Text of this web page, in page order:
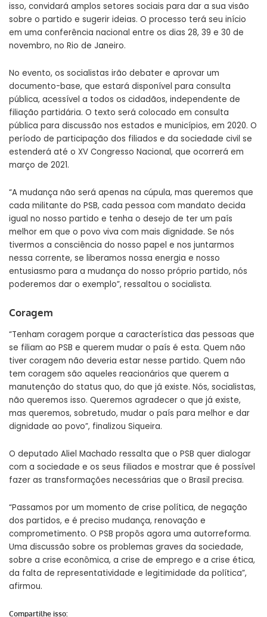
isso, convidará amplos setores sociais para dar a sua visão
sobre o partido e sugerir ideias. O processo terá seu início
em uma conferência nacional entre os dias 28, 39 e 30 de
novembro, no Rio de Janeiro.
No evento, os socialistas irão debater e aprovar um
documento-base, que estará disponível para consulta
pública, acessível a todos os cidadãos, independente de
filiação partidária. O texto será colocado em consulta
pública para discussão nos estados e municípios, em 2020. O
período de participação dos filiados e da sociedade civil se
estenderá até o XV Congresso Nacional, que ocorrerá em
março de 2021.
“A mudança não será apenas na cúpula, mas queremos que
cada militante do PSB, cada pessoa com mandato decida
igual no nosso partido e tenha o desejo de ter um país
melhor em que o povo viva com mais dignidade. Se nós
tivermos a consciência do nosso papel e nos juntarmos
nessa corrente, se liberamos nossa energia e nosso
entusiasmo para a mudança do nosso próprio partido, nós
poderemos dar o exemplo”, ressaltou o socialista.
Coragem
“Tenham coragem porque a característica das pessoas que
se filiam ao PSB e querem mudar o país é esta. Quem não
tiver coragem não deveria estar nesse partido. Quem não
tem coragem são aqueles reacionários que querem a
manutenção do status quo, do que já existe. Nós, socialistas,
não queremos isso. Queremos agradecer o que já existe,
mas queremos, sobretudo, mudar o país para melhor e dar
dignidade ao povo”, finalizou Siqueira.
O deputado Aliel Machado ressalta que o PSB quer dialogar
com a sociedade e os seus filiados e mostrar que é possível
fazer as transformações necessárias que o Brasil precisa.
“Passamos por um momento de crise política, de negação
dos partidos, e é preciso mudança, renovação e
comprometimento. O PSB propôs agora uma autorreforma.
Uma discussão sobre os problemas graves da sociedade,
sobre a crise econômica, a crise de emprego e a crise ética,
da falta de representatividade e legitimidade da política”,
afirmou.
Compartilhe isso: